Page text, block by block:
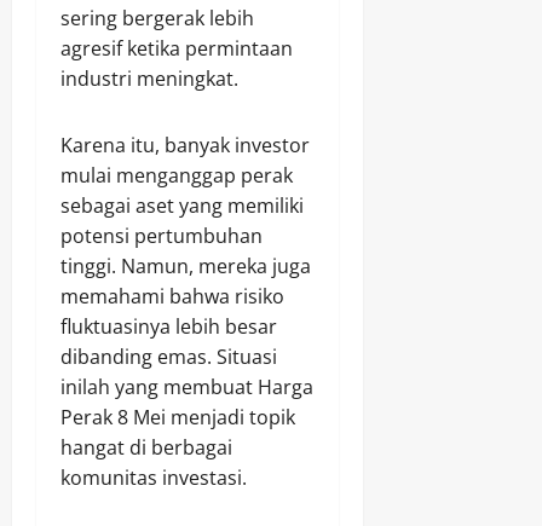
sering bergerak lebih
agresif ketika permintaan
industri meningkat.
Karena itu, banyak investor
mulai menganggap perak
sebagai aset yang memiliki
potensi pertumbuhan
tinggi. Namun, mereka juga
memahami bahwa risiko
fluktuasinya lebih besar
dibanding emas. Situasi
inilah yang membuat Harga
Perak 8 Mei menjadi topik
hangat di berbagai
komunitas investasi.